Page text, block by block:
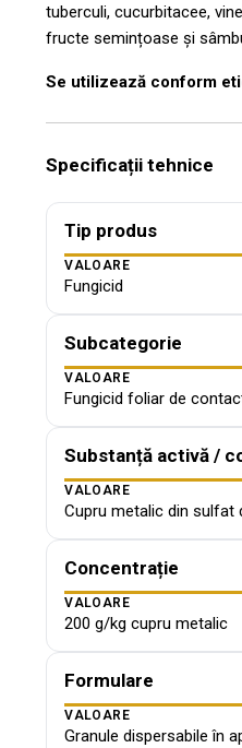
tuberculi, cucurbitacee,
fructe semințoase și
Se utilizează conform
Specificații tehnice
Tip produs
VALOARE
Fungicid
Subcategorie
VALOARE
Fungicid foliar de
Substanță activă /
VALOARE
Cupru metalic din sulfat
Concentrație
VALOARE
200 g/kg cupru metalic
Formulare
VALOARE
Granule dispersabile în